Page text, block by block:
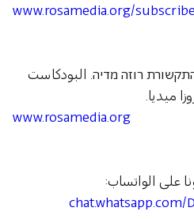
www.rosamedia.org/subscribe
רוזה מדיה. البودكاست
ميديا.
www.rosamedia.org
على الواتساب:
chat.whatsapp.com/